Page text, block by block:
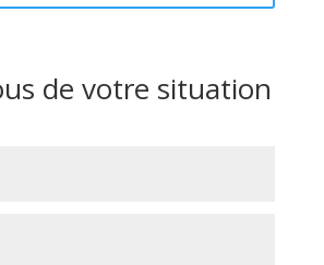
de votre situation